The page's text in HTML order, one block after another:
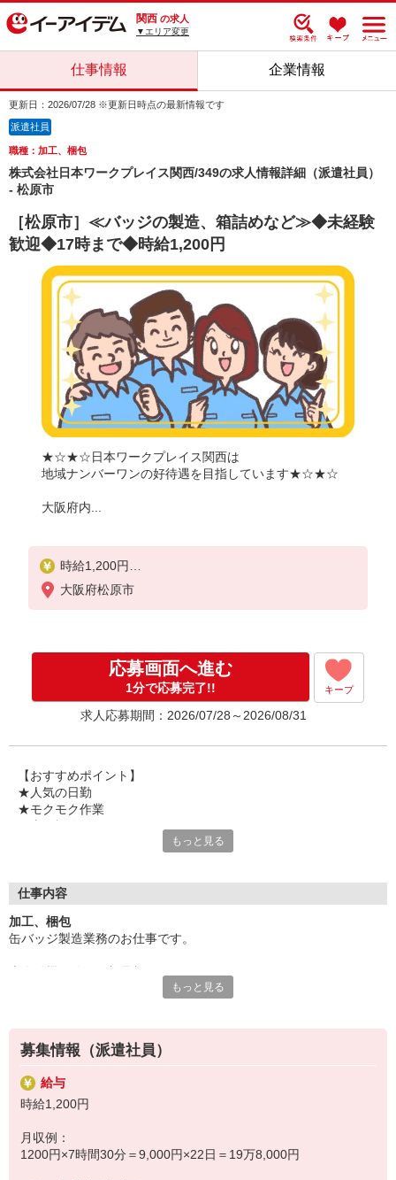
関西 の求人
▼エリア変更
仕事情報 企業情報
更新日：2026/07/28 ※更新日時点の最新情報です
派遣社員
職種：加工、梱包
株式会社日本ワークプレイス関西/349の求人情報詳細（派遣社員）
- 松原市
［松原市］≪バッジの製造、箱詰めなど≫◆未経験
歓迎◆17時まで◆時給1,200円
★☆★☆日本ワークプレイス関西は
地域ナンバーワンの好待遇を目指しています★☆★☆
大阪府内...
時給1,200円
月収例：
別途 交通費全額支給
大阪府松原市
応募画面へ進む
1分で応募完了!! キープ
求人応募期間：2026/07/28～2026/08/31
【おすすめポイント】
★人気の日勤
★モクモク作業
気になることやご質問はお問い合わせだけも大歓迎☆彡
もっと見る
仕事内容
加工、梱包
缶バッジ製造業務のお仕事です。
知っているキャラクターのバッジを作ることになるかも…！？
※長期のお仕事です。
もっと見る
募集情報（派遣社員）
給与
時給1,200円
月収例：
1200円×7時間30分＝9,000円×22日＝19万8,000円